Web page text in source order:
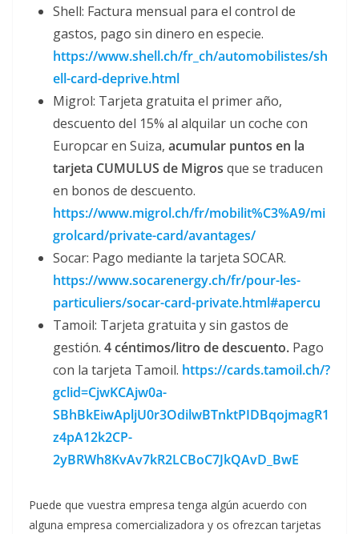
Shell: Factura mensual para el control de
gastos, pago sin dinero en especie.
https://www.shell.ch/fr_ch/automobilistes/sh
ell-card-deprive.html
Migrol: Tarjeta gratuita el primer año,
descuento del 15% al alquilar un coche con
Europcar en Suiza, acumular puntos en la
tarjeta CUMULUS de Migros que se traducen
en bonos de descuento.
https://www.migrol.ch/fr/mobilit%C3%A9/mi
grolcard/private-card/avantages/
Socar: Pago mediante la tarjeta SOCAR.
https://www.socarenergy.ch/fr/pour-les-
particuliers/socar-card-private.html#apercu
Tamoil: Tarjeta gratuita y sin gastos de
gestión. 4 céntimos/litro de descuento. Pago
con la tarjeta Tamoil. https://cards.tamoil.ch/?
gclid=CjwKCAjw0a-
SBhBkEiwApljU0r3OdilwBTnktPIDBqojmagR1
z4pA12k2CP-
2yBRWh8KvAv7kR2LCBoC7JkQAvD_BwE
Puede que vuestra empresa tenga algún acuerdo con
alguna empresa comercializadora y os ofrezcan tarjetas